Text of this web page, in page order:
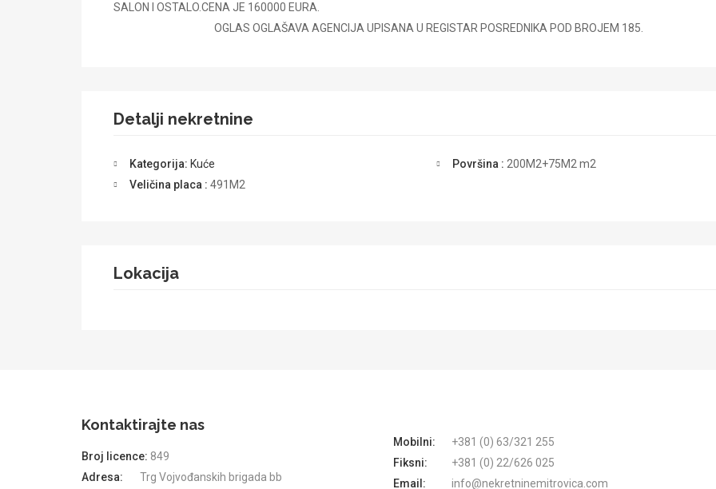
SALON I OSTALO.CENA JE 160000
OGLAS OGLAŠAVA AGENCIJA UPISANA U REGISTAR POSREDNIKA POD BROJEM 185.
Detalji nekretnine
Kategorija: Kuće
Veličina placa : 491M2
Površina : 200M2+75M2 m2
Lokacija
Kontaktirajte nas
Broj licence: 849
Adresa:
Trg Vojvođanskih brigada bb
Mobilni:
+381 (0) 63/321 255
Fiksni:
+381 (0) 22/626 025
Email:
info@nekretninemitrovica.com